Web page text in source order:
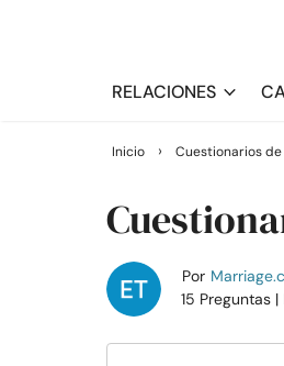
RELACIONES
Inicio › Cuestionarios
Por
15 Preguntas |